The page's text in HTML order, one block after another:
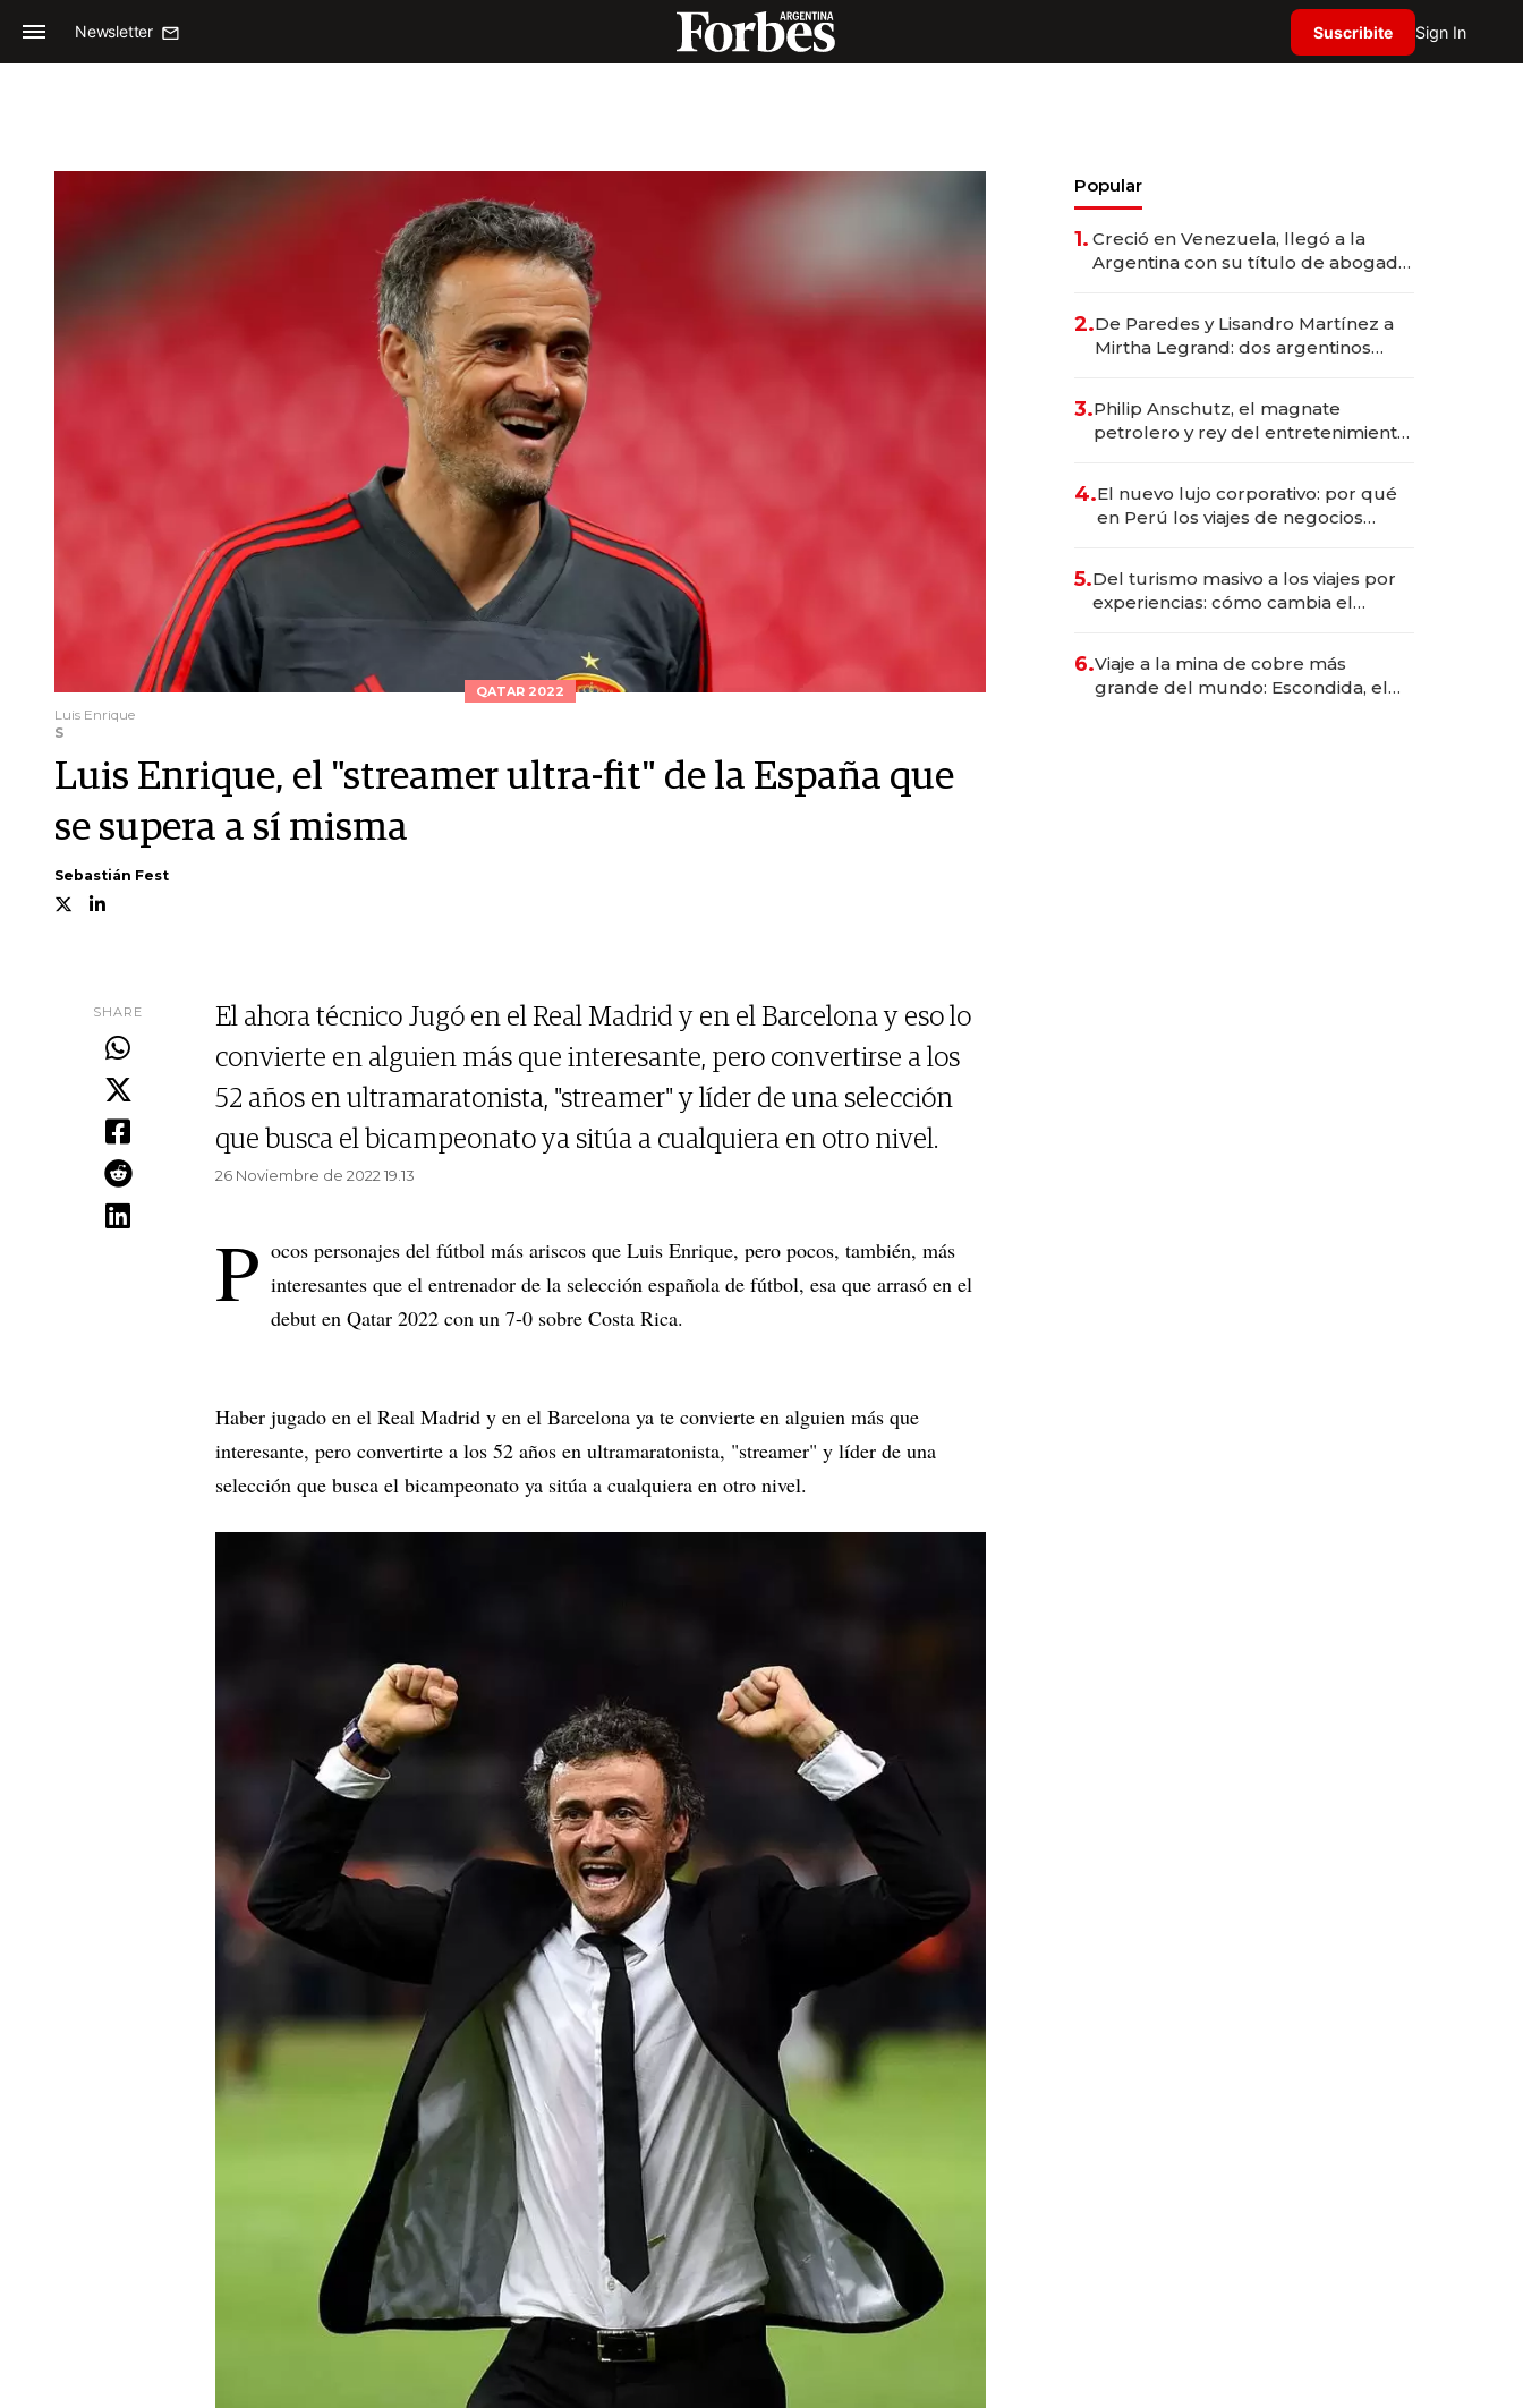
Newsletter Suscribite Sign In
QATAR 2022
Luis Enrique
S
Luis Enrique, el "streamer ultra-fit" de la España que
se supera a sí misma
Sebastián Fest
SHARE
El ahora técnico Jugó en el Real Madrid y en el Barcelona y eso lo
convierte en alguien más que interesante, pero convertirse a los
52 años en ultramaratonista, "streamer" y líder de una selección
que busca el bicampeonato ya sitúa a cualquiera en otro nivel.
26 Noviembre de 2022 19.13
P ocos personajes del fútbol más ariscos que Luis Enrique, pero pocos, también, más
interesantes que el entrenador de la selección española de fútbol, esa que arrasó en el
debut en Qatar 2022 con un 7-0 sobre Costa Rica.
Haber jugado en el Real Madrid y en el Barcelona ya te convierte en alguien más que
interesante, pero convertirte a los 52 años en ultramaratonista, "streamer" y líder de una
selección que busca el bicampeonato ya sitúa a cualquiera en otro nivel.
Popular
1. Creció en Venezuela, llegó a la
Argentina con su título de abogado
marcas "fast premium"
2.De Paredes y Lisandro Martínez a
Mirtha Legrand: dos argentinos
3.Philip Anschutz, el magnate
petrolero y rey del entretenimiento
4.El nuevo lujo corporativo: por qué
en Perú los viajes de negocios
transformadoras
5.Del turismo masivo a los viajes por
experiencias: cómo cambia el
6.Viaje a la mina de cobre más
grande del mundo: Escondida, el